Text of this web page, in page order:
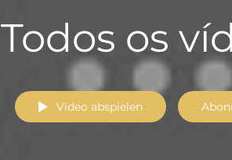
Todos os
Video abspielen